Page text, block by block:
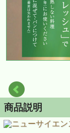
商品説明